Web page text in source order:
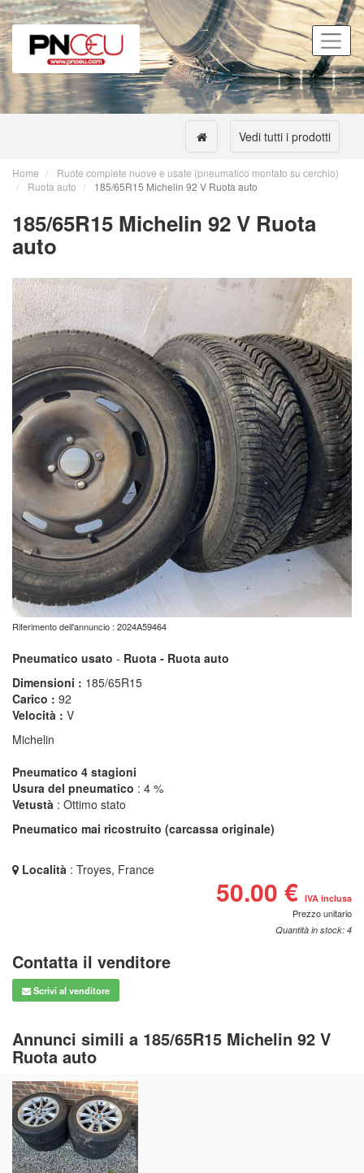
Vedi tutti i prodotti
Home
Ruote complete nuove e usate (pneumatico montato su cerchio)
Ruota auto
185/65R15 Michelin 92 V Ruota auto
185/65R15 Michelin 92 V Ruota
auto
Riferimento dell'annuncio : 2024A59464
Pneumatico usato - Ruota - Ruota auto
Dimensioni : 185/65R15
Carico : 92
Velocità : V
Michelin
Pneumatico 4 stagioni
Usura del pneumatico : 4 %
Vetustà : Ottimo stato
Pneumatico mai ricostruito (carcassa originale)
Località : Troyes, France
50.00 € IVA inclusa
Prezzo unitario
Quantità in stock: 4
Contatta il venditore
Scrivi al venditore
Annunci simili a 185/65R15 Michelin 92 V
Ruota auto